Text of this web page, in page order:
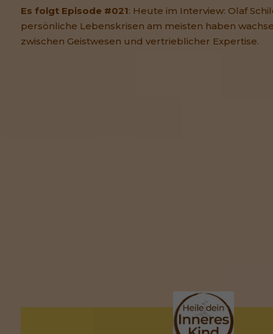
Es folgt Episode #021: Heute im Interview: Olaf
persönliche Lebenskrisen am meisten haben
zwischen Geistwesen und vertrieblicher Expertise.